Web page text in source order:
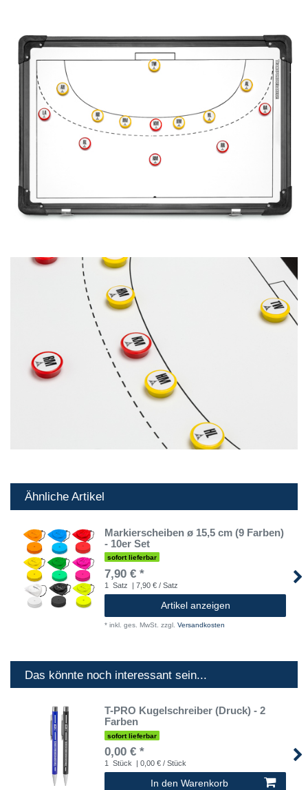
Ähnliche Artikel
Markierscheiben ø 15,5 cm (9 Farben)
- 10er Set
sofort lieferbar
7,90 € *
1 Satz | 7,90 € / Satz
Artikel anzeigen
* inkl. ges. MwSt. zzgl. Versandkosten
Das könnte noch interessant sein...
T-PRO Kugelschreiber (Druck) - 2
Farben
sofort lieferbar
0,00 € *
1 Stück | 0,00 € / Stück
In den Warenkorb